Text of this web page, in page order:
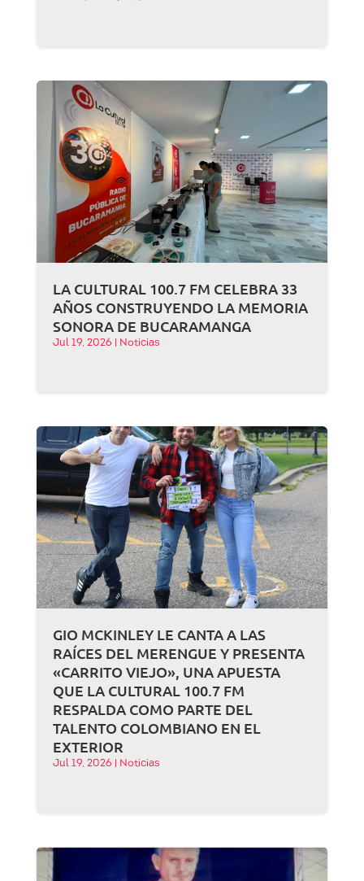
LA CULTURAL 100.7 FM CELEBRA 33
AÑOS CONSTRUYENDO LA MEMORIA
SONORA DE BUCARAMANGA
Jul 19, 2026 Noticias
GIO MCKINLEY LE CANTA A LAS
RAÍCES DEL MERENGUE Y PRESENTA
«CARRITO VIEJO», UNA APUESTA
QUE LA CULTURAL 100.7 FM
RESPALDA COMO PARTE DEL
TALENTO COLOMBIANO EN EL
EXTERIOR
Jul 19, 2026 Noticias